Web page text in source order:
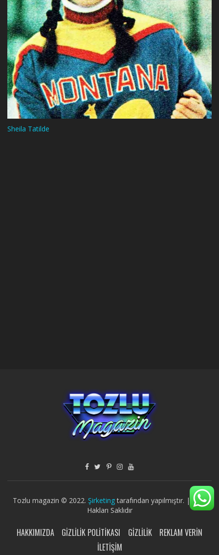
Sheila Tatilde
Tozlu magazin © 2022. Şirketingtarafından yapılmıştır. | Tüm
Hakları Saklıdır
HAKKIMIZDA GIZLILIK POLITIKASI GIZLILIK
REKLAM VERIN
İLETIŞIM